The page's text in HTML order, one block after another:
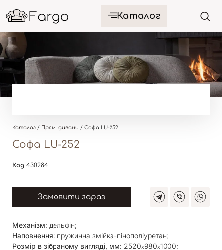
Каталог
Каталог / Прямі дивани / Софа LU-252
Софа LU-252
Код 430284
Замовити зараз
Механізм: дельфін;
Наповнення: пружинна змійка-пінополіуретан;
Розмір в зібраному вигляді, мм: 2520х980х1000;